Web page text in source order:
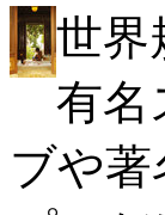
世界
有名
ブや